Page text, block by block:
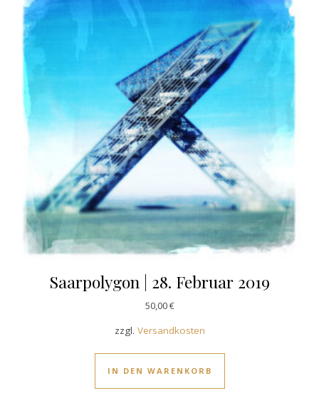
Saarpolygon | 28. Februar 2019
50,00€
zzgl. Versandkosten
IN DEN WARENKORB